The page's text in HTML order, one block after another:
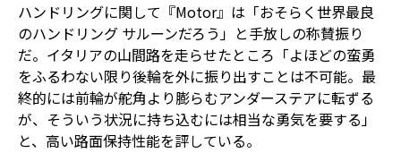
ハンドリングに関して『Motor』は「おそらく世界最良
のハンドリング サルーンだろう」と手放しの称賛振り
だ。イタリアの山間路を走らせたところ「よほどの蛮勇
をふるわない限り後輪を外に振り出すことは不可能。最
終的には前輪が舵角より膨らむアンダーステアに転ずる
が、そういう状況に持ち込むには相当な勇気を要する」
と、高い路面保持性能を評している。